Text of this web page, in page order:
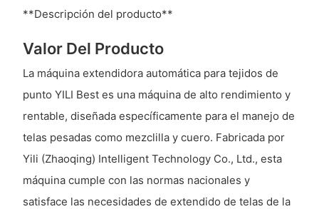
**Descripción del producto**
Valor Del Producto
La máquina extendidora automática para tejidos de
punto YILI Best es una máquina de alto rendimiento y
rentable, diseñada específicamente para el manejo de
telas pesadas como mezclilla y cuero. Fabricada por
Yili (Zhaoqing) Intelligent Technology Co., Ltd., esta
máquina cumple con las normas nacionales y
satisface las necesidades de extendido de telas de la